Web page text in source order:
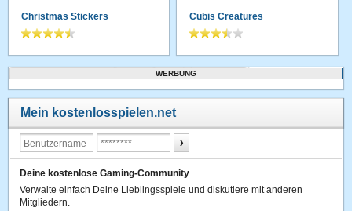
Christmas Stickers Cubis Creatures
WERBUNG
Mein kostenlosspielen.net
Deine kostenlose Gaming-Community
Verwalte einfach Deine Lieblingsspiele und diskutiere mit anderen
Mitgliedern.